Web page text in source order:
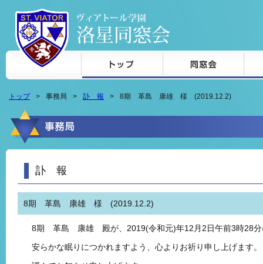
本文へジャンプ
トップ 事務局 訃 報 8期 革島 康雄 様 (2019.12.2)
訃 報
8期 革島 康雄 様 (2019.12.2)
8期 革島 康雄 殿が、2019(令和元)年12月2日午前3時28分
安らかな眠りにつかれますよう、心よりお祈り申し上げます。